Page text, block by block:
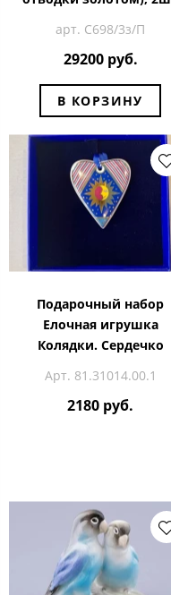
арт. С698/3з/П
29200 руб.
В КОРЗИНУ
Подарочный набор
Елочная игрушка
Колядки. Сердечко
Арт. 81.31014.00.1
2180 руб.